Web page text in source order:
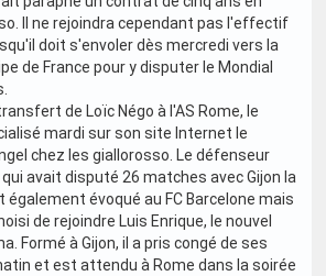
Il ne rejoindra cependant pas l'effectif
doit s'envoler dès mercredi vers la
de France pour y disputer le Mondial
de Loïc Négo à l'AS Rome, le
mardi sur son site Internet le
chez les giallorosso. Le défenseur
avait disputé 26 matches avec Gijon la
évoqué au FC Barcelone mais
de rejoindre Luis Enrique, le nouvel
Formé à Gijon, il a pris congé de ses
et est attendu à Rome dans la soirée